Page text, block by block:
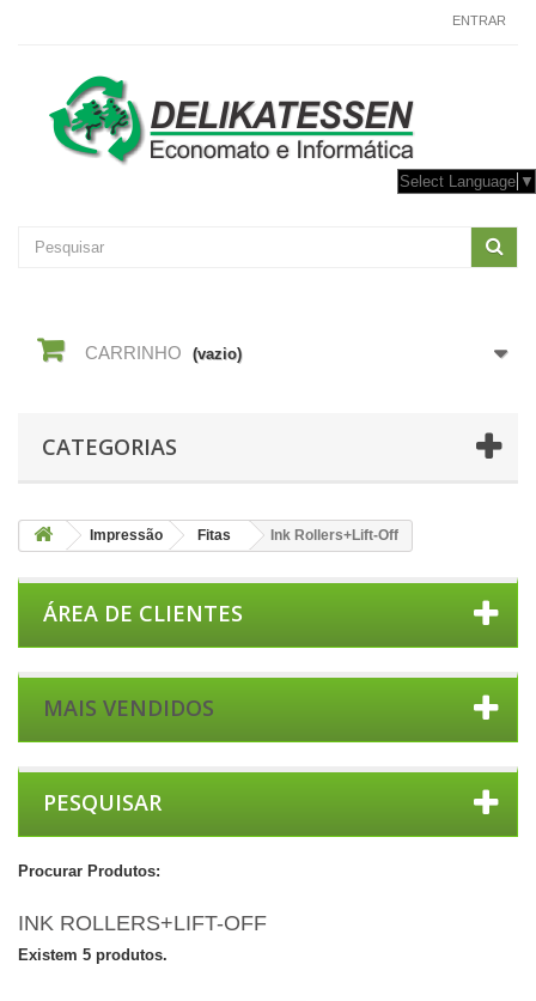
ENTRAR
Select Language ▼
CARRINHO (vazio)
CATEGORIAS
Impressão Fitas Ink Rollers+Lift-Off
ÁREA DE CLIENTES
MAIS VENDIDOS
PESQUISAR
Procurar Produtos:
INK ROLLERS+LIFT-OFF
Existem 5 produtos.